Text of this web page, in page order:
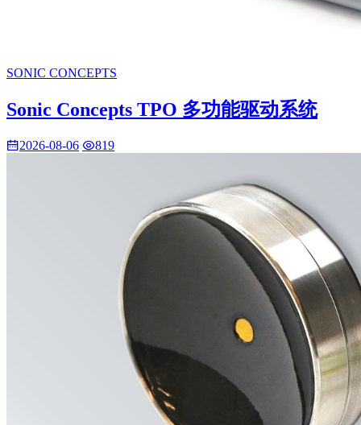
SONIC CONCEPTS
Sonic Concepts TPO 多功能驱动系统
2026-08-06 819